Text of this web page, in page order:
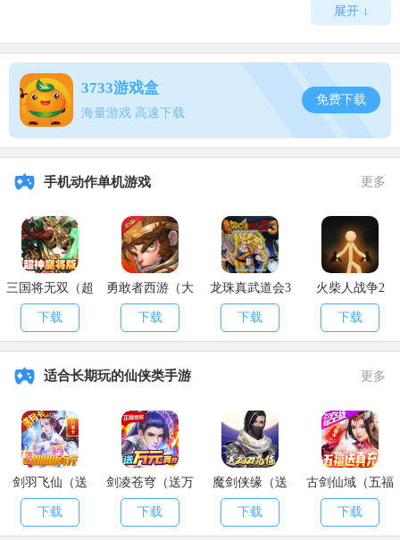
第六层：丽莎登场时，会对附近的敌人施加3层引雷效果，每5秒
触发一次。该效果让丽莎的攻击节奏更为简单暴力，可以先用其他角
色把敌人聚集，施加火、水、冰的元素状态，随后切换丽莎登场叠加3
层引雷，之后长按元素战技就能造成一波恐怖的伤害。
总结：丽莎的六层命之座都有不错的提升，其中第二层和第六层提升
十分显著，能让体验上升一个档次。
以上就是本期 APK8小编为各位小伙伴们带来的攻略了，希望大家
能够喜欢哦。来
APK8安卓网，你想玩的游戏全都在这里。
展开 ↓
3733游戏盒
海量游戏 高速下载
免费下载
手机动作单机游戏 更多
三国将无双（超
神魔将版）
下载
勇敢者西游（大
乱斗）
下载
龙珠真武道会3
下载
火柴人战争2
下载
适合长期玩的仙侠类手游 更多
剑羽飞仙（送
10000真充）
下载
剑凌苍穹（送万
元真充）
下载
魔剑侠缘（送
2021充值）
下载
古剑仙域（五福
送真充）
下载